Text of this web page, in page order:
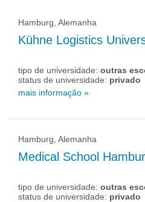
Hamburg, Alemanha
Kühne Logistics
tipo de universidade: outras
status de universidade: privado
mais informação »
Hamburg, Alemanha
Medical School
tipo de universidade: outras
status de universidade: privado